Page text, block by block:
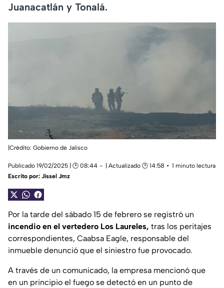
Juanacatlán y Tonalá.
|Crédito: Gobierno de Jalisco
Publicado 19/02/2025 | 🕑 08:44 | Actualizado 🕑 14:58
1 minuto lectura
Escrito por: Jissel Jmz
Por la tarde del sábado 15 de febrero se registró un
incendio en el vertedero Los Laureles, tras los peritajes
correspondientes, Caabsa Eagle, responsable del
inmueble denunció que el siniestro fue provocado.
A través de un comunicado, la empresa mencionó que
en un principio el fuego se detectó en un punto de